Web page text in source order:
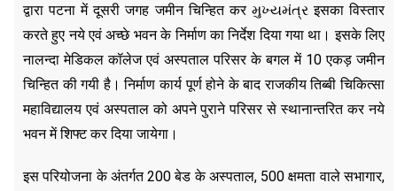
द्वारा पटना में दूसरी जगह जमीन चिन्हित कर મુખ્યમંત્ર इसका विस्तार
करते हुए नये एवं अच्छे भवन के निर्माण का निर्देश दिया गया था। इसके लिए
नालन्दा मेडिकल कॉलेज एवं अस्पताल परिसर के बगल में 10 एकड़ जमीन
चिन्हित की गयी है। निर्माण कार्य पूर्ण होने के बाद राजकीय तिब्बी चिकित्सा
महाविद्यालय एवं अस्पताल को अपने पुराने परिसर से स्थानान्तरित कर नये
भवन में शिफ्ट कर दिया जायेगा।
इस परियोजना के अंतर्गत 200 बेड के अस्पताल, 500 क्षमता वाले सभागार,